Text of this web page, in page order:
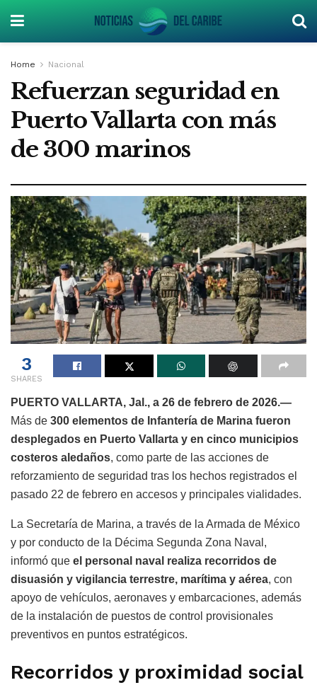
Home Nacional
Refuerzan seguridad en
Puerto Vallarta con más
de 300 marinos
3
SHARES
PUERTO VALLARTA, Jal., a 26 de febrero de 2026.—
Más de 300 elementos de Infantería de Marina fueron
desplegados en Puerto Vallarta y en cinco municipios
costeros aledaños, como parte de las acciones de
reforzamiento de seguridad tras los hechos registrados el
pasado 22 de febrero en accesos y principales vialidades.
La Secretaría de Marina, a través de la Armada de México
y por conducto de la Décima Segunda Zona Naval,
informó que el personal naval realiza recorridos de
disuasión y vigilancia terrestre, marítima y aérea, con
apoyo de vehículos, aeronaves y embarcaciones, además
de la instalación de puestos de control provisionales
preventivos en puntos estratégicos.
Recorridos y proximidad social